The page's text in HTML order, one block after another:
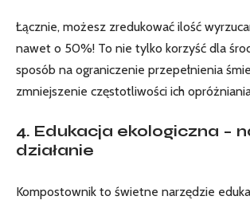
Łącznie, możesz zredukować ilość
nawet o 50%! To nie tylko korzyść dla
sposób na ograniczenie przepełnienia
zmniejszenie częstotliwości ich
4. Edukacja ekologiczna –
działanie
Kompostownik to świetne narzędzie